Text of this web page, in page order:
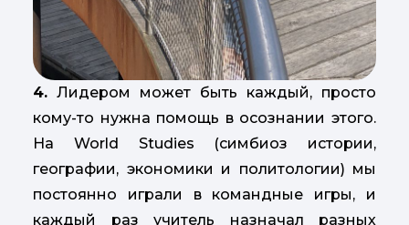
4. Лидером может быть каждый, просто
кому-то нужна помощь в осознании этого.
На World Studies (симбиоз истории,
географии, экономики и политологии) мы
постоянно играли в командные игры, и
каждый раз учитель назначал разных